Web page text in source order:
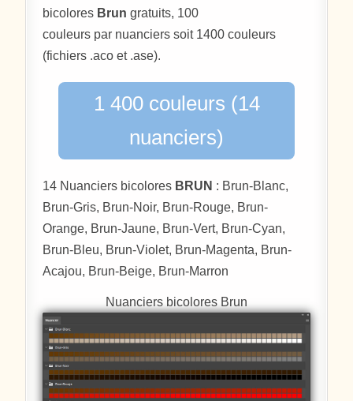
bicolores Brun gratuits, 100
couleurs par nuanciers soit 1400 couleurs
(fichiers .aco et .ase).
1 400 couleurs (14
nuanciers)
14 Nuanciers bicolores BRUN : Brun-Blanc,
Brun-Gris, Brun-Noir, Brun-Rouge, Brun-
Orange, Brun-Jaune, Brun-Vert, Brun-Cyan,
Brun-Bleu, Brun-Violet, Brun-Magenta, Brun-
Acajou, Brun-Beige, Brun-Marron
Nuanciers bicolores Brun